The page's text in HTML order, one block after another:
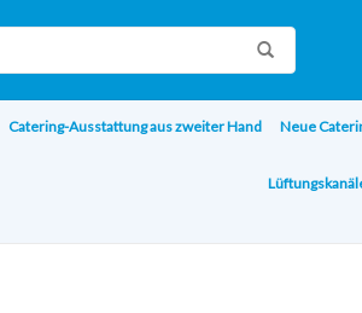
Catering-Ausstattung aus zweiter Hand Neue